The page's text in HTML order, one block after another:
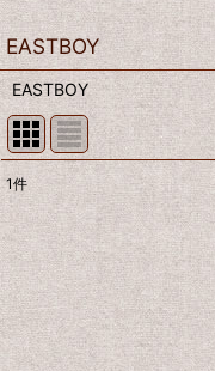
EASTBOY
EASTBOY
表示数:
並び順 :
1件